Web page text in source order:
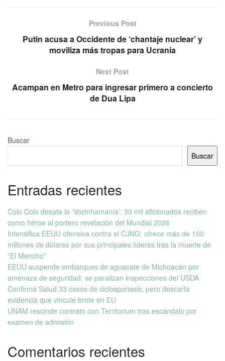
Previous Post
Putin acusa a Occidente de ‘chantaje nuclear’ y
moviliza más tropas para Ucrania
Next Post
Acampan en Metro para ingresar primero a concierto
de Dua Lipa
Buscar
Buscar
Entradas recientes
Colo Colo desata la ‘Vozinhamanía’: 30 mil aficionados reciben
como héroe al portero revelación del Mundial 2026
Intensifica EEUU ofensiva contra el CJNG: ofrece más de 100
millones de dólares por sus principales líderes tras la muerte de
“El Mencho”
EEUU suspende embarques de aguacate de Michoacán por
amenaza de seguridad; se paralizan inspecciones del USDA
Confirma Salud 33 casos de ciclosporiasis, pero descarta
evidencia que vincule brote en EU
UNAM rescinde contrato con Territorium tras escándalo por
examen de admisión
Comentarios recientes